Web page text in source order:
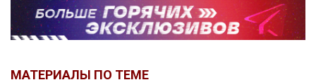
МАТЕРИАЛЫ ПО ТЕМЕ